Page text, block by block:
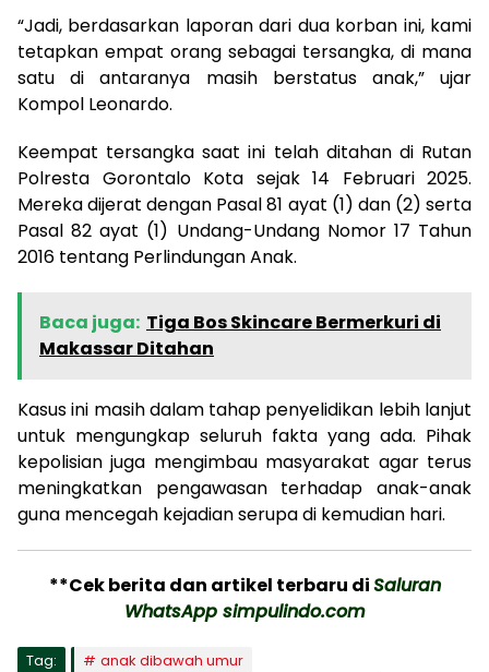
“Jadi, berdasarkan laporan dari dua korban ini, kami
tetapkan empat orang sebagai tersangka, di mana
satu di antaranya masih berstatus anak,” ujar
Kompol Leonardo.
Keempat tersangka saat ini telah ditahan di Rutan
Polresta Gorontalo Kota sejak 14 Februari 2025.
Mereka dijerat dengan Pasal 81 ayat (1) dan (2) serta
Pasal 82 ayat (1) Undang-Undang Nomor 17 Tahun
2016 tentang Perlindungan Anak.
Baca juga: Tiga Bos Skincare Bermerkuri di
Makassar Ditahan
Kasus ini masih dalam tahap penyelidikan lebih lanjut
untuk mengungkap seluruh fakta yang ada. Pihak
kepolisian juga mengimbau masyarakat agar terus
meningkatkan pengawasan terhadap anak-anak
guna mencegah kejadian serupa di kemudian hari.
**Cek berita dan artikel terbaru diSaluran
WhatsApp simpulindo.com
Tag:
anak dibawah umur